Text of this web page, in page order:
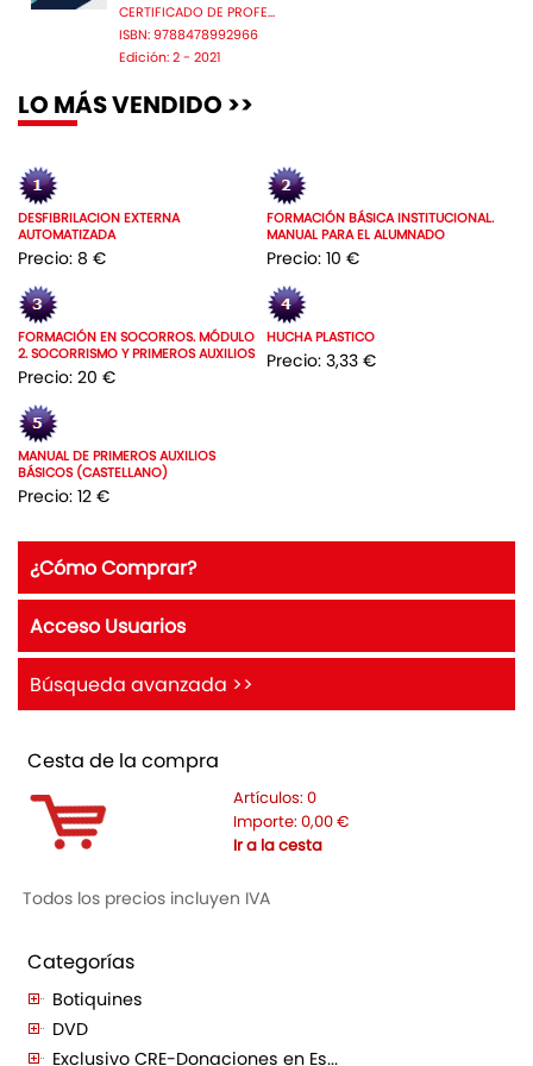
CERTIFICADO DE PROFE...
ISBN: 9788478992966
Edición: 2 - 2021
LO MÁS VENDIDO >>
DESFIBRILACION EXTERNA
AUTOMATIZADA
Precio: 8 €
FORMACIÓN BÁSICA INSTITUCIONAL.
MANUAL PARA EL ALUMNADO
Precio: 10 €
FORMACIÓN EN SOCORROS. MÓDULO
2. SOCORRISMO Y PRIMEROS AUXILIOS
Precio: 20 €
HUCHA PLASTICO
Precio: 3,33 €
MANUAL DE PRIMEROS AUXILIOS
BÁSICOS (CASTELLANO)
Precio: 12 €
¿Cómo Comprar?
Acceso Usuarios
Búsqueda avanzada >>
Cesta de la compra
Artículos: 0
Importe: 0,00 €
Ir a la cesta
Todos los precios incluyen IVA
Categorías
Botiquines
DVD
Exclusivo CRE-Donaciones en Es...